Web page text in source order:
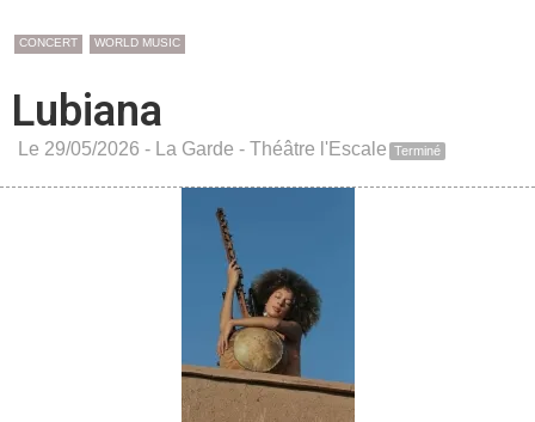
CONCERT WORLD MUSIC
Lubiana
Le 29/05/2026 - La Garde - Théâtre l'Escale Terminé